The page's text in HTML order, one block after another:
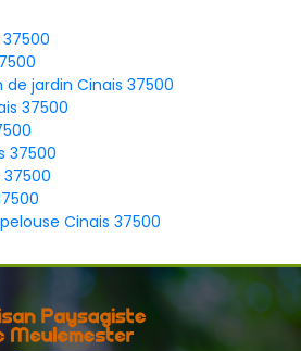
jardin Cinais 37500
37500
37500
Cinais 37500